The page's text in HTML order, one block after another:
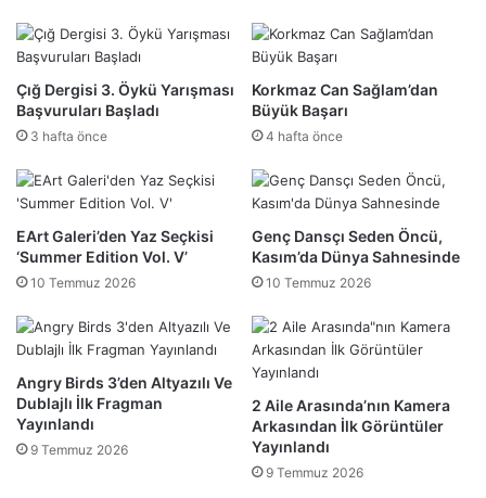
Çığ Dergisi 3. Öykü Yarışması
Başvuruları Başladı
3 hafta önce
Korkmaz Can Sağlam’dan
Büyük Başarı
4 hafta önce
EArt Galeri’den Yaz Seçkisi
‘Summer Edition Vol. V’
10 Temmuz 2026
Genç Dansçı Seden Öncü,
Kasım’da Dünya Sahnesinde
10 Temmuz 2026
Angry Birds 3’den Altyazılı Ve
Dublajlı İlk Fragman
Yayınlandı
9 Temmuz 2026
2 Aile Arasında’nın Kamera
Arkasından İlk Görüntüler
Yayınlandı
9 Temmuz 2026